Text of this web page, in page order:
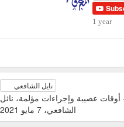
1 year
نايل الشافعي
عصيبة وإجراءات مؤلمة، نائل
الشافعي، 7 مايو 2021